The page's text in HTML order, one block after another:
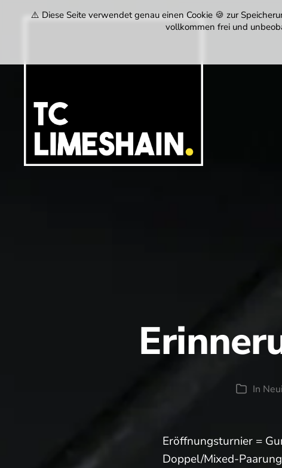
In
Eröffnungsturnier =
Doppel/Mixed-
⚠️ Diese Seite verwendet genau einen Cookie 🍪 zur
vollkommen frei und